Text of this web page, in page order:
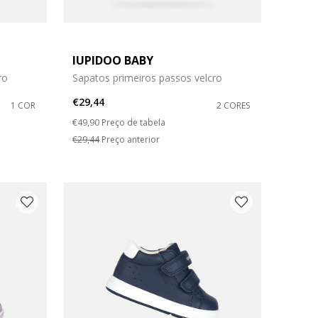
1 COR
IUPIDOO BABY
Sapatos primeiros passos velcro
€29,44
2 CORES
Price reduced from
€49,90 to
Preço de tabela
€29,44Preço anterior